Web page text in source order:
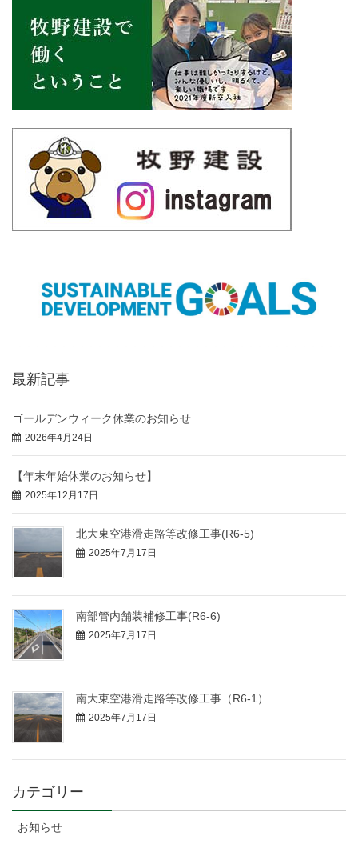
最新記事
ゴールデンウィーク休業のお知らせ
2026年4月24日
【年末年始休業のお知らせ】
2025年12月17日
北大東空港滑走路等改修工事(R6-5)
2025年7月17日
南部管内舗装補修工事(R6-6)
2025年7月17日
南大東空港滑走路等改修工事（R6-1）
2025年7月17日
カテゴリー
お知らせ